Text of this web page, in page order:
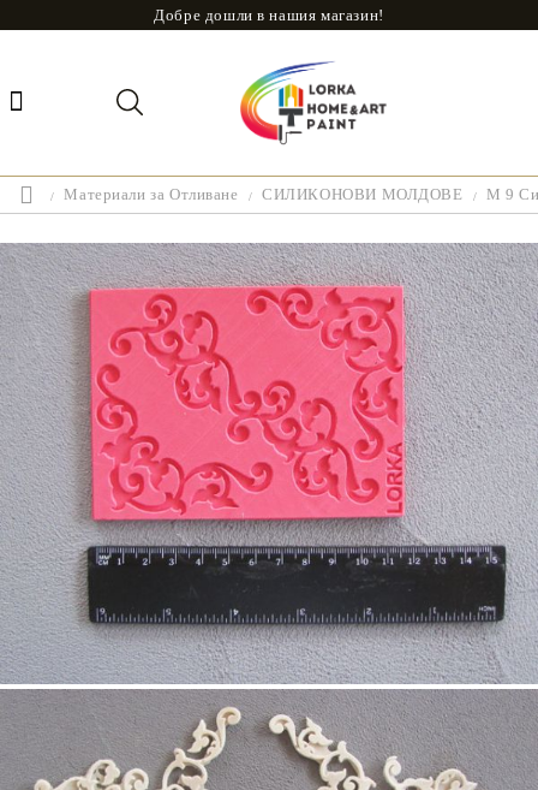
Добре дошли в нашия магазин!
Материали за Отливане СИЛИКОНОВИ МОЛДОВЕ M 9